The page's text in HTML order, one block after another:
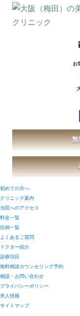
お
無
初めての方へ
クリニック案内
当院へのアクセス
料金一覧
症例一覧
よくあるご質問
ドクター紹介
診療項目
無料相談カウンセリング予約
相談・お問い合わせ
プライバシーポリシー
求人情報
サイトマップ